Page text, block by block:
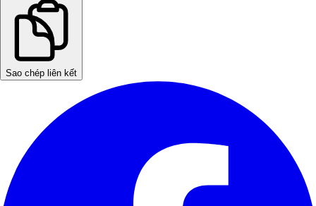
Sao chép liên kết